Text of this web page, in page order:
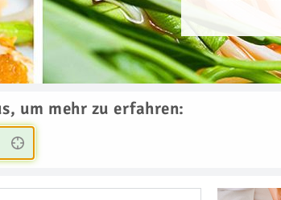
um mehr zu erfahren: